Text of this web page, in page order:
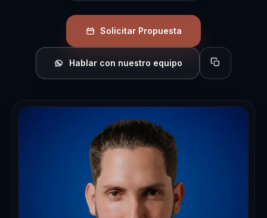
Solicitar Propuesta
Hablar con nuestro equipo Copiar perfil